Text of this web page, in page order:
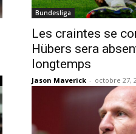
Bundesliga
Les craintes se
Hübers sera
longtemps
Jason Maverick - octobre 27,